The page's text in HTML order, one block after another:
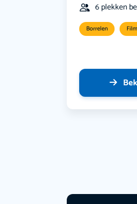
6 plekken
Borrelen Film